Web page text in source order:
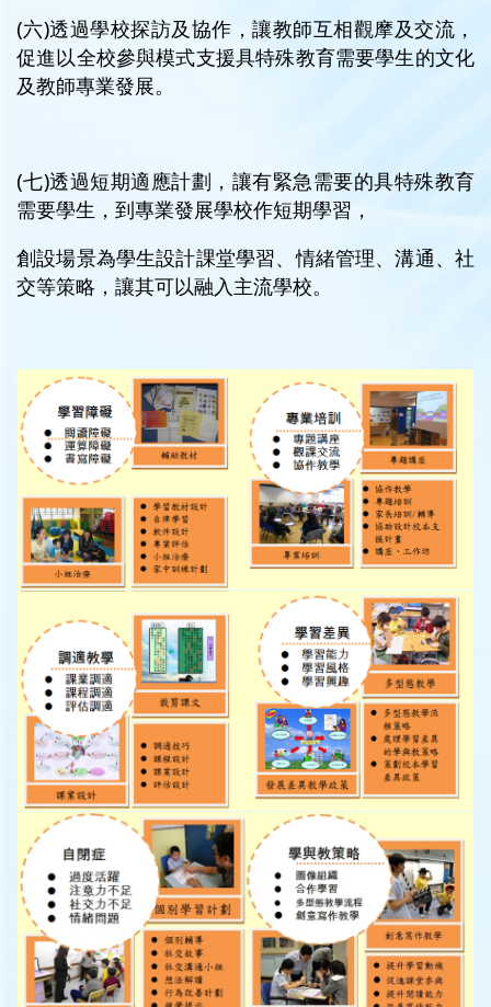
(六)透過學校探訪及協作，讓教師互相觀摩及交流，
促進以全校參與模式支援具特殊教育需要學生的文化
及教師專業發展。
(七)透過短期適應計劃，讓有緊急需要的具特殊教育
需要學生，到專業發展學校作短期學習，
創設場景為學生設計課堂學習、情緒管理、溝通、社
交等策略，讓其可以融入主流學校。